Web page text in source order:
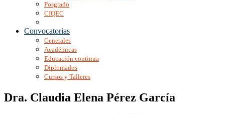
Posgrado
CIQEC
Convocatorias
Generales
Académicas
Educación continua
Diplomados
Cursos y Talleres
Dra. Claudia Elena Pérez García